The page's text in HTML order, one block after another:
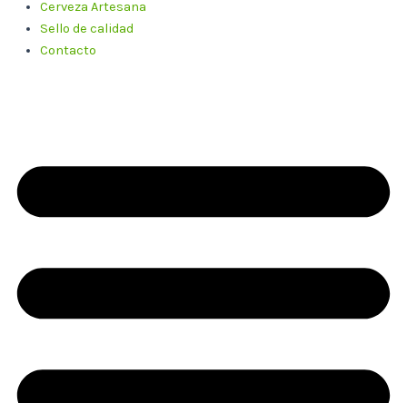
Cerveza Artesana
Sello de calidad
Contacto